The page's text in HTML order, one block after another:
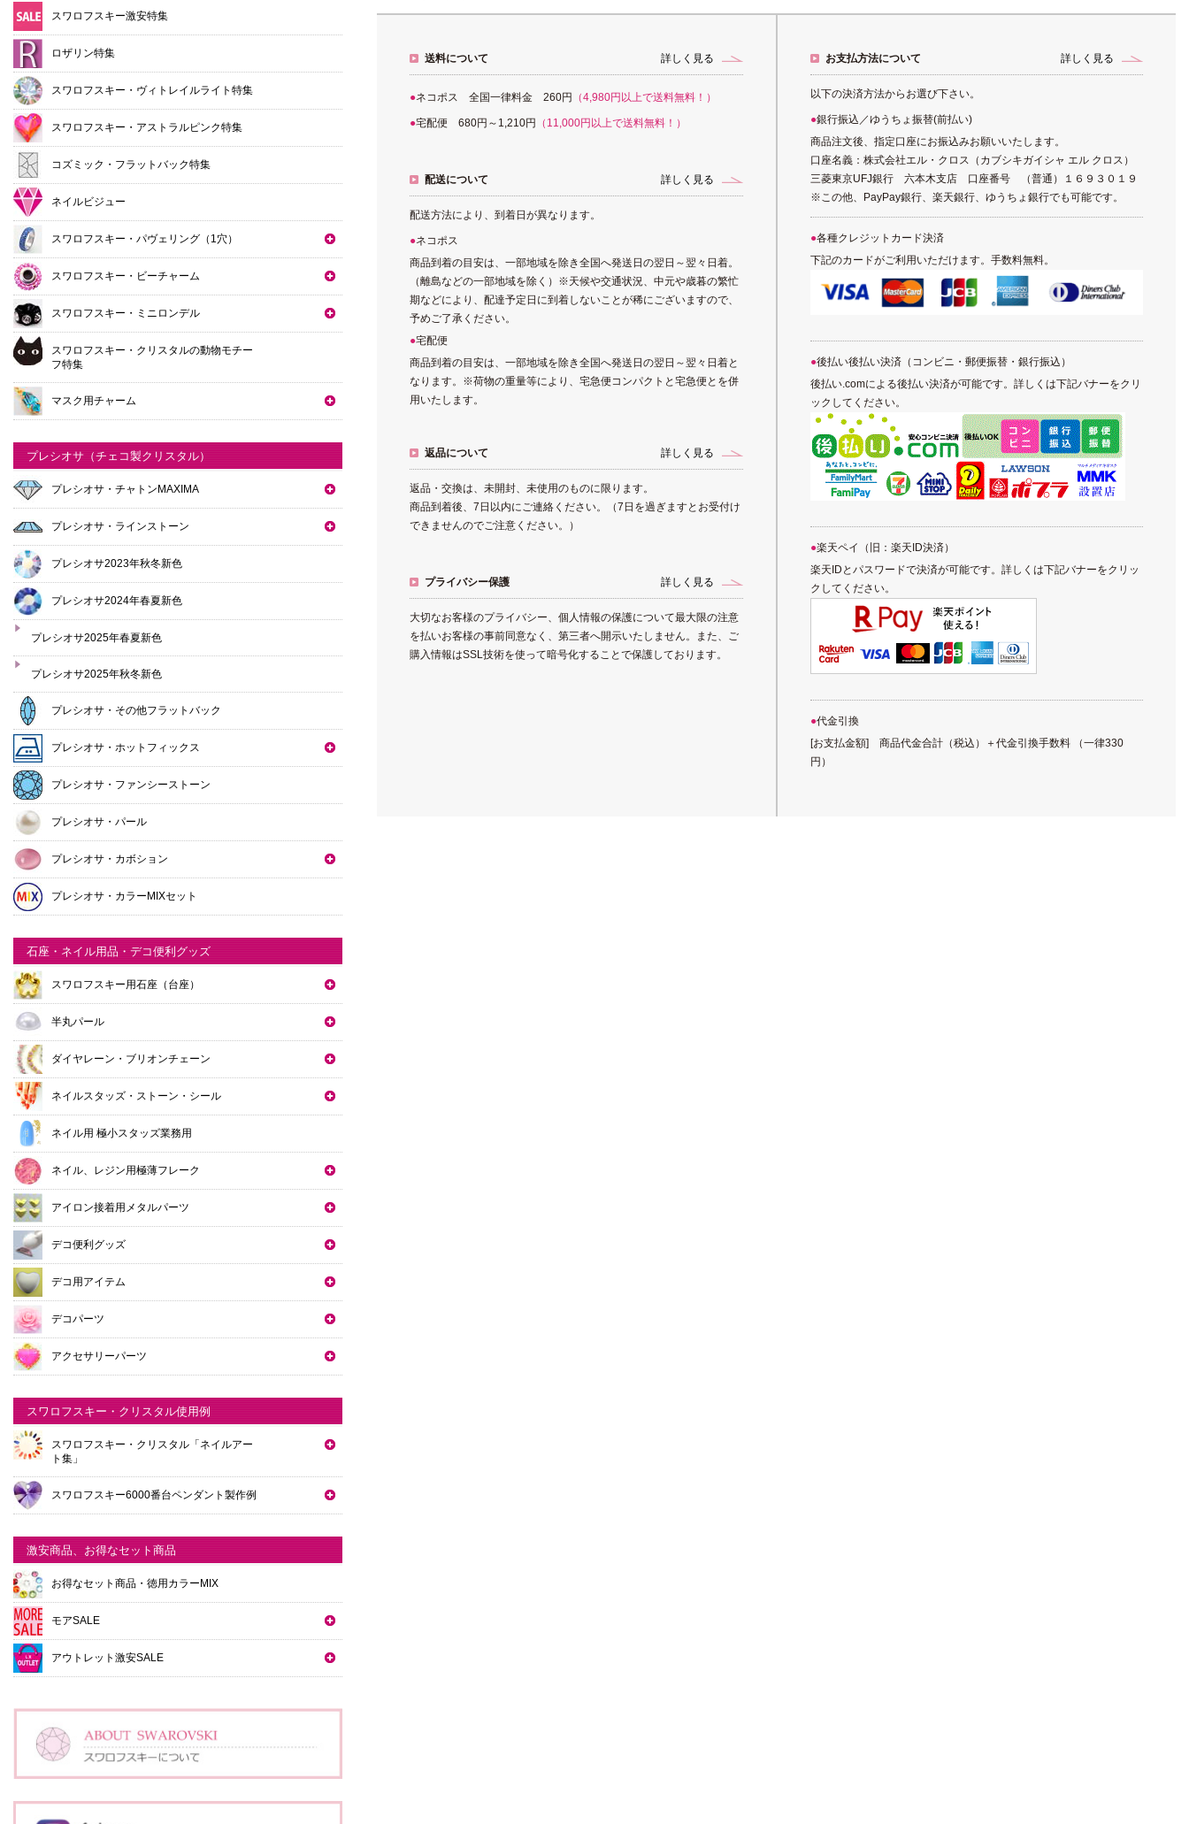
送料について 詳しく見る
ネコポス 全国一律料金 260円 （4,980円以上で送料無料！）
宅配便 680円～1,210円 （11,000円以上で送料無料！）
配送について 詳しく見る
配送方法により、到着日が異なります。
ネコポス
商品到着の目安は、一部地域を除き全国へ発送日の翌日～翌々日着。
（離島などの一部地域を除く）※天候や交通状況、中元や歳暮の繁忙
期などにより、配達予定日に到着しないことが稀にございますので、
予めご了承ください。
宅配便
商品到着の目安は、一部地域を除き全国へ発送日の翌日～翌々日着と
なります。※荷物の重量等により、宅急便コンパクトと宅急便とを併
用いたします。
返品について 詳しく見る
返品・交換は、未開封、未使用のものに限ります。
商品到着後、7日以内にご連絡ください。（7日を過ぎますとお受付け
できませんのでご注意ください。）
プライバシー保護 詳しく見る
大切なお客様のプライバシー、個人情報の保護について最大限の注意
を払いお客様の事前同意なく、第三者へ開示いたしません。また、ご
購入情報はSSL技術を使って暗号化することで保護しております。
お支払方法について 詳しく見る
以下の決済方法からお選び下さい。
銀行振込／ゆうちょ振替(前払い)
商品注文後、指定口座にお振込みお願いいたします。
口座名義：株式会社エル・クロス（カブシキガイシャ エル クロス）
三菱東京UFJ銀行 六本木支店 口座番号 （普通）１６９３０１９
※この他、PayPay銀行、楽天銀行、ゆうちょ銀行でも可能です。
各種クレジットカード決済
下記のカードがご利用いただけます。手数料無料。
後払い後払い決済（コンビニ・郵便振替・銀行振込）
後払い.comによる後払い決済が可能です。詳しくは下記バナーをクリ
ックしてください。
楽天ペイ（旧：楽天ID決済）
楽天IDとパスワードで決済が可能です。詳しくは下記バナーをクリッ
クしてください。
代金引換
[お支払金額] 商品代金合計（税込）＋代金引換手数料 （一律330
円）
スワロフスキー激安特集
ロザリン特集
スワロフスキー・ヴィトレイルライト特集
スワロフスキー・アストラルピンク特集
コズミック・フラットバック特集
ネイルビジュー
スワロフスキー・パヴェリング（1穴）
スワロフスキー・ビーチャーム
スワロフスキー・ミニロンデル
スワロフスキー・クリスタルの動物モチー
フ特集
マスク用チャーム
プレシオサ（チェコ製クリスタル）
プレシオサ・チャトンMAXIMA
プレシオサ・ラインストーン
プレシオサ2023年秋冬新色
プレシオサ2024年春夏新色
プレシオサ2025年春夏新色
プレシオサ2025年秋冬新色
プレシオサ・その他フラットバック
プレシオサ・ホットフィックス
プレシオサ・ファンシーストーン
プレシオサ・パール
プレシオサ・カボション
プレシオサ・カラーMIXセット
石座・ネイル用品・デコ便利グッズ
スワロフスキー用石座（台座）
半丸パール
ダイヤレーン・ブリオンチェーン
ネイルスタッズ・ストーン・シール
ネイル用 極小スタッズ業務用
ネイル、レジン用極薄フレーク
アイロン接着用メタルパーツ
デコ便利グッズ
デコ用アイテム
デコパーツ
アクセサリーパーツ
スワロフスキー・クリスタル使用例
スワロフスキー・クリスタル「ネイルアー
ト集」
スワロフスキー6000番台ペンダント製作例
激安商品、お得なセット商品
お得なセット商品・徳用カラーMIX
モアSALE
アウトレット激安SALE